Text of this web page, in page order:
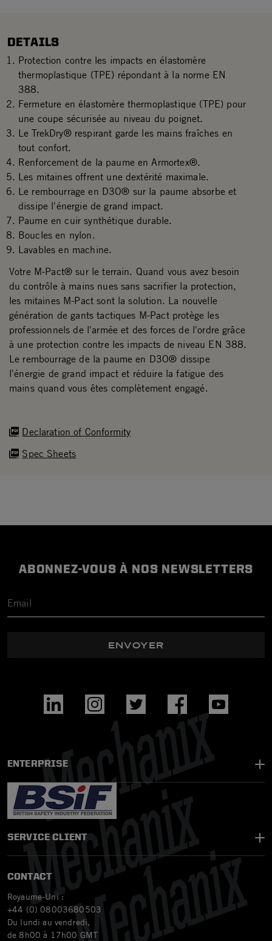
DETAILS
Protection contre les impacts en élastomère
thermoplastique (TPE) répondant à la norme EN
388.
Fermeture en élastomère thermoplastique (TPE) pour
une coupe sécurisée au niveau du poignet.
Le TrekDry® respirant garde les mains fraîches en
tout confort.
Renforcement de la paume en Armortex®.
Les mitaines offrent une dextérité maximale.
Le rembourrage en D3O® sur la paume absorbe et
dissipe l'énergie de grand impact.
Paume en cuir synthétique durable.
Boucles en nylon.
Lavables en machine.
Declaration of Conformity
Spec Sheets
Votre M-Pact® sur le terrain. Quand vous avez besoin
du contrôle à mains nues sans sacrifier la protection,
les mitaines M-Pact sont la solution. La nouvelle
génération de gants tactiques M-Pact protège les
professionnels de l'armée et des forces de l'ordre grâce
à une protection contre les impacts de niveau EN 388.
Le rembourrage de la paume en D3O® dissipe
l'énergie de grand impact et réduire la fatigue des
mains quand vous êtes complètement engagé.
ABONNEZ-VOUS À NOS NEWSLETTERS
ENVOYER
ENTERPRISE
SERVICE CLIENT
CONTACT
Royaume-Uni :
+44 (0) 08003680503
Du lundi au vendredi,
de 8h00 à 17h00 GMT